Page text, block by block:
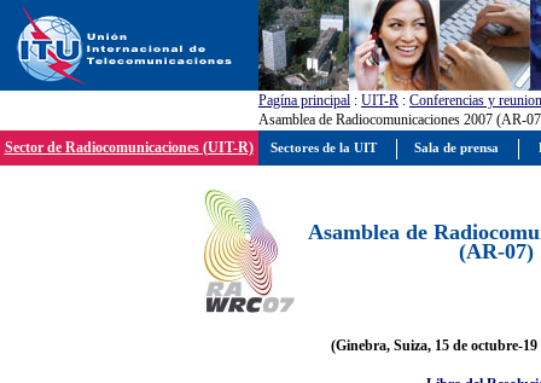
Pagína principal : UIT-R : Conferencias y
Asamblea de Radiocomunicaciones 2007 (AR-
Sector de Radiocomunicaciones (UIT-R)
Asamblea de
(AR-07)
(Ginebra, Suiza, 15 de octubre-19
Sectores de la UIT Sala de prensa